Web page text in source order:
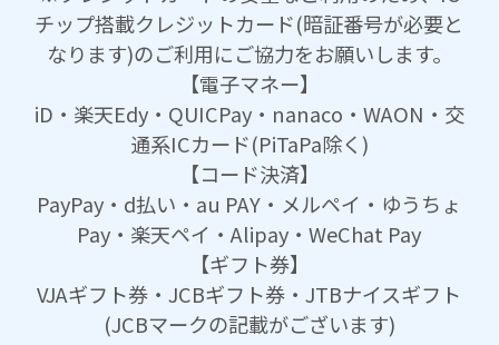
チップ搭載クレジットカード(暗証番号が必要と
なります)のご利用にご協力をお願いします。
【電子マネー】
iD・楽天Edy・QUICPay・nanaco・WAON・交
通系ICカード(PiTaPa除く)
【コード決済】
PayPay・d払い・au PAY・メルペイ・ゆうちょ
Pay・楽天ペイ・Alipay・WeChat Pay
【ギフト券】
VJAギフト券・JCBギフト券・JTBナイスギフト
(JCBマークの記載がございます)